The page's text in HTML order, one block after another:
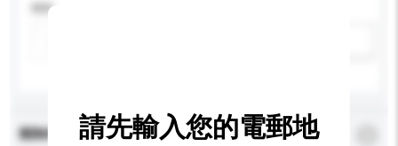
特性
查詢內容 *必須填寫
請先輸入您的電郵地